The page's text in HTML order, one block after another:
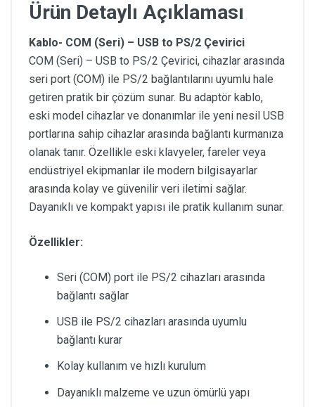
Ürün Detaylı Açıklaması
Kablo- COM (Seri) – USB to PS/2 Çevirici
COM (Seri) – USB to PS/2 Çevirici, cihazlar arasında
seri port (COM) ile PS/2 bağlantılarını uyumlu hale
getiren pratik bir çözüm sunar. Bu adaptör kablo,
eski model cihazlar ve donanımlar ile yeni nesil USB
portlarına sahip cihazlar arasında bağlantı kurmanıza
olanak tanır. Özellikle eski klavyeler, fareler veya
endüstriyel ekipmanlar ile modern bilgisayarlar
arasında kolay ve güvenilir veri iletimi sağlar.
Dayanıklı ve kompakt yapısı ile pratik kullanım sunar.
Özellikler:
Seri (COM) port ile PS/2 cihazları arasında
bağlantı sağlar
USB ile PS/2 cihazları arasında uyumlu
bağlantı kurar
Kolay kullanım ve hızlı kurulum
Dayanıklı malzeme ve uzun ömürlü yapı